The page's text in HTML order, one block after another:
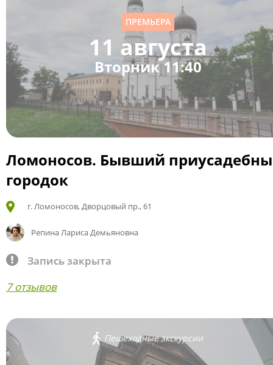
ПРЕМЬЕРА
11 августа
Вторник 11:40
Ломоносов. Бывший
городок
г. Ломоносов, Дворцовый пр., 61
Репина Лариса Демьяновна
Запись закрыта
7 отзывов
Пешеходные экскурсии